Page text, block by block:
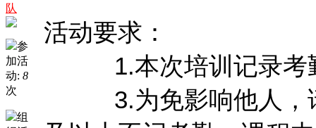
队
参
加活
动: 8
次
组
活动要求：
1.本次培训记录考
3.为免影响他人，请